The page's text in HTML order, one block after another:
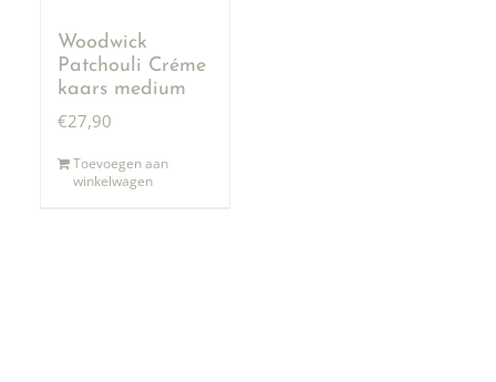
Woodwick
Patchouli Créme
kaars medium
€27,90
Toevoegen aan
winkelwagen